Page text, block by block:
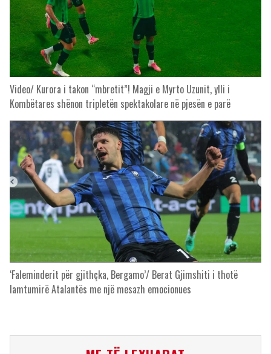
Video/ Kurora i takon “mbretit”! Magji e Myrto Uzunit, ylli i
Kombëtares shënon tripletën spektakolare në pjesën e parë
‘Faleminderit për gjithçka, Bergamo’/ Berat Gjimshiti i thotë
lamtumirë Atalantës me një mesazh emocionues